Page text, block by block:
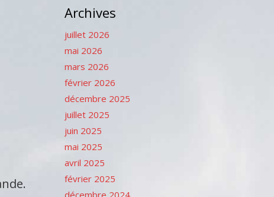
Archives
juillet 2026
mai 2026
mars 2026
février 2026
décembre 2025
juillet 2025
juin 2025
mai 2025
avril 2025
février 2025
décembre 2024